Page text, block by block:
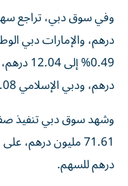
درهم، ودبي الإسلامي 2.08% إلى 7.50 درهم.
وشهد سوق دبي تنفيذ
درهم للسهم.